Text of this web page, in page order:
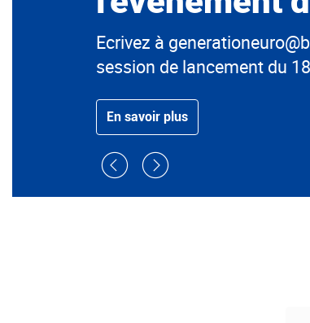
Ecrivez à
session de lancement du
En savoir plus